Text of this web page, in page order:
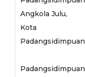
Angkola Julu,
Kota
Padangsidimpuan
Padangsidimpuan